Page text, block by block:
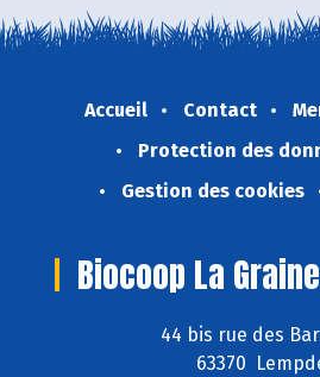
Accueil Contact
Protection des
Gestion des cookies
Biocoop La
44 bis rue des
63370